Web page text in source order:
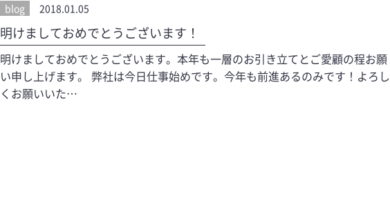
blog 2018.01.05
明けましておめでとうございます！
明けましておめでとうございます。本年も一層のお引き立てとご愛顧の程お願
い申し上げます。 弊社は今日仕事始めです。今年も前進あるのみです！よろし
くお願いいた…